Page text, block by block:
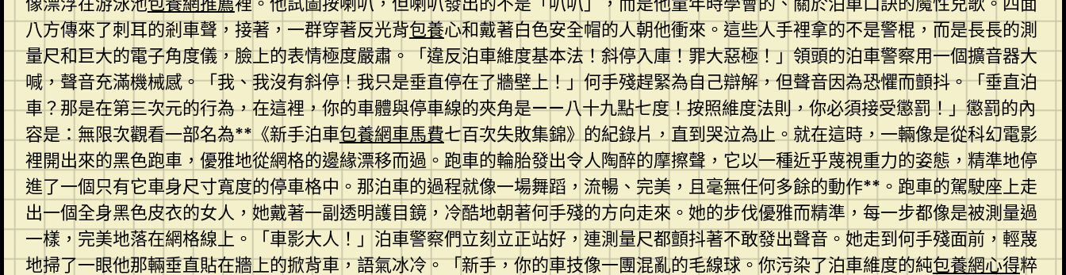
八方傳來了刺耳的剎車聲，接著，一群穿著反光背包養心和戴著白色安全帽的人朝他衝來。這些人手裡拿的不是警棍，而是長長的測
量尺和巨大的電子角度儀，臉上的表情極度嚴肅。「違反泊車維度基本法！斜停入庫！罪大惡極！」領頭的泊車警察用一個擴音器大
喊，聲音充滿機械感。「我、我沒有斜停！我只是垂直停在了牆壁上！」何手殘趕緊為自己辯解，但聲音因為恐懼而顫抖。「垂直泊
車？那是在第三次元的行為，在這裡，你的車體與停車線的夾角是——八十九點七度！按照維度法則，你必須接受懲罰！」懲罰的內
容是：無限次觀看一部名為**《新手泊車包養網車馬費七百次失敗集錦》的紀錄片，直到哭泣為止。就在這時，一輛像是從科幻電影
裡開出來的黑色跑車，優雅地從網格的邊緣漂移而過。跑車的輪胎發出令人陶醉的摩擦聲，它以一種近乎蔑視重力的姿態，精準地停
進了一個只有它車身尺寸寬度的停車格中。那泊車的過程就像一場舞蹈，流暢、完美，且毫無任何多餘的動作**。跑車的駕駛座上走
出一個全身黑色皮衣的女人，她戴著一副透明護目鏡，冷酷地朝著何手殘的方向走來。她的步伐優雅而精準，每一步都像是被測量過
一樣，完美地落在網格線上。「車影大人！」泊車警察們立刻立正站好，連測量尺都顫抖著不敢發出聲音。她走到何手殘面前，輕蔑
地掃了一眼他那輛垂直貼在牆上的掀背車，語氣冰冷。「新手，你的車技像一團混亂的毛線球。你污染了泊車維度的純包養網心得粹